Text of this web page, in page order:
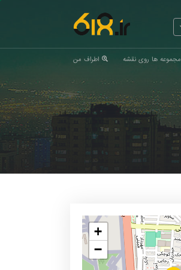
مجموعه ها روی نقشه اطراف من
+
−